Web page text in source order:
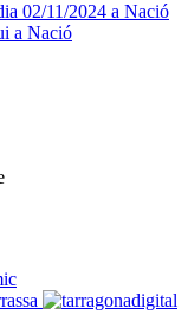
02/11/2024 a Nació
a Nació